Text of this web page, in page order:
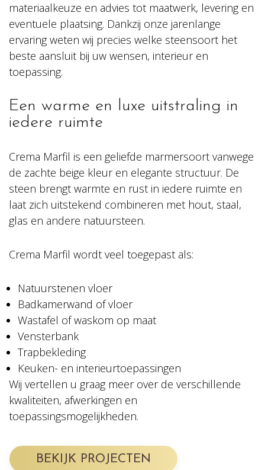
materiaalkeuze en advies tot maatwerk, levering en
eventuele plaatsing. Dankzij onze jarenlange
ervaring weten wij precies welke steensoort het
beste aansluit bij uw wensen, interieur en
toepassing.
Een warme en luxe uitstraling in
iedere ruimte
Crema Marfil is een geliefde marmersoort vanwege
de zachte beige kleur en elegante structuur. De
steen brengt warmte en rust in iedere ruimte en
laat zich uitstekend combineren met hout, staal,
glas en andere natuursteen.
Crema Marfil wordt veel toegepast als:
Natuurstenen vloer
Badkamerwand of vloer
Wastafel of waskom op maat
Vensterbank
Trapbekleding
Keuken- en interieurtoepassingen
Wij vertellen u graag meer over de verschillende
kwaliteiten, afwerkingen en
toepassingsmogelijkheden.
BEKIJK PROJECTEN